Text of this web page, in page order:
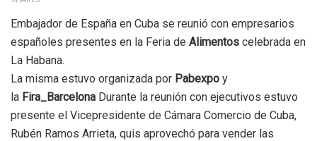
Embajador de España en Cuba se reunió con empresarios
españoles presentes en la Feria de Alimentos celebrada en
La Habana.
La misma estuvo organizada por Pabexpo y
la Fira_Barcelona Durante la reunión con ejecutivos estuvo
presente el Vicepresidente de Cámara Comercio de Cuba,
Rubén Ramos Arrieta, quis aprovechó para vender las